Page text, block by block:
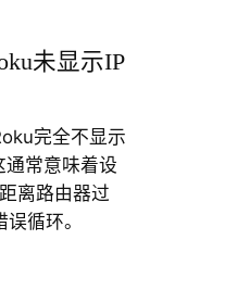
未显示IP
完全不显示
通常意味着设
离路由器过
循环。